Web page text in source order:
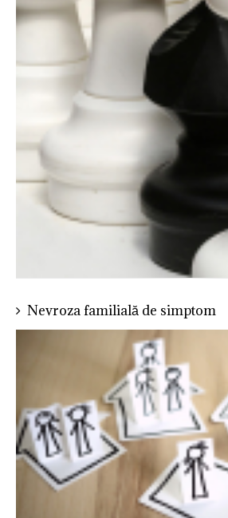
Nevroza familială de simptom